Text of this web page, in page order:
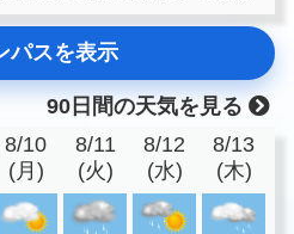
パスを表示
90日間の天気を見る
8/10
(月)
8/11
(火)
8/12
(水)
8/13
(木)